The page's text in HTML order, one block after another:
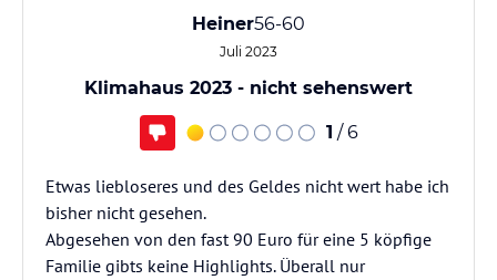
Heiner56-60
Juli 2023
Klimahaus 2023 - nicht sehenswert
1 / 6
Etwas liebloseres und des Geldes nicht wert habe ich
bisher nicht gesehen.
Abgesehen von den fast 90 Euro für eine 5 köpfige
Familie gibts keine Highlights. Überall nur